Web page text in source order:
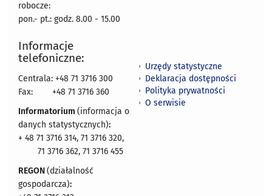
robocze:
pon.- pt.: godz. 8.00 - 15.00
Informacje
telefoniczne:
Centrala: +48 71 3716 300
Fax:
+48 71 3716 360
Informatorium (informacja o
danych statystycznych):
+ 48 71 3716 314, 71 3716 320,
71 3716 362, 71 3716 455
REGON(działalność
gospodarcza):
Urzędy statystyczne
Deklaracja dostępności
Polityka prywatności
O serwisie